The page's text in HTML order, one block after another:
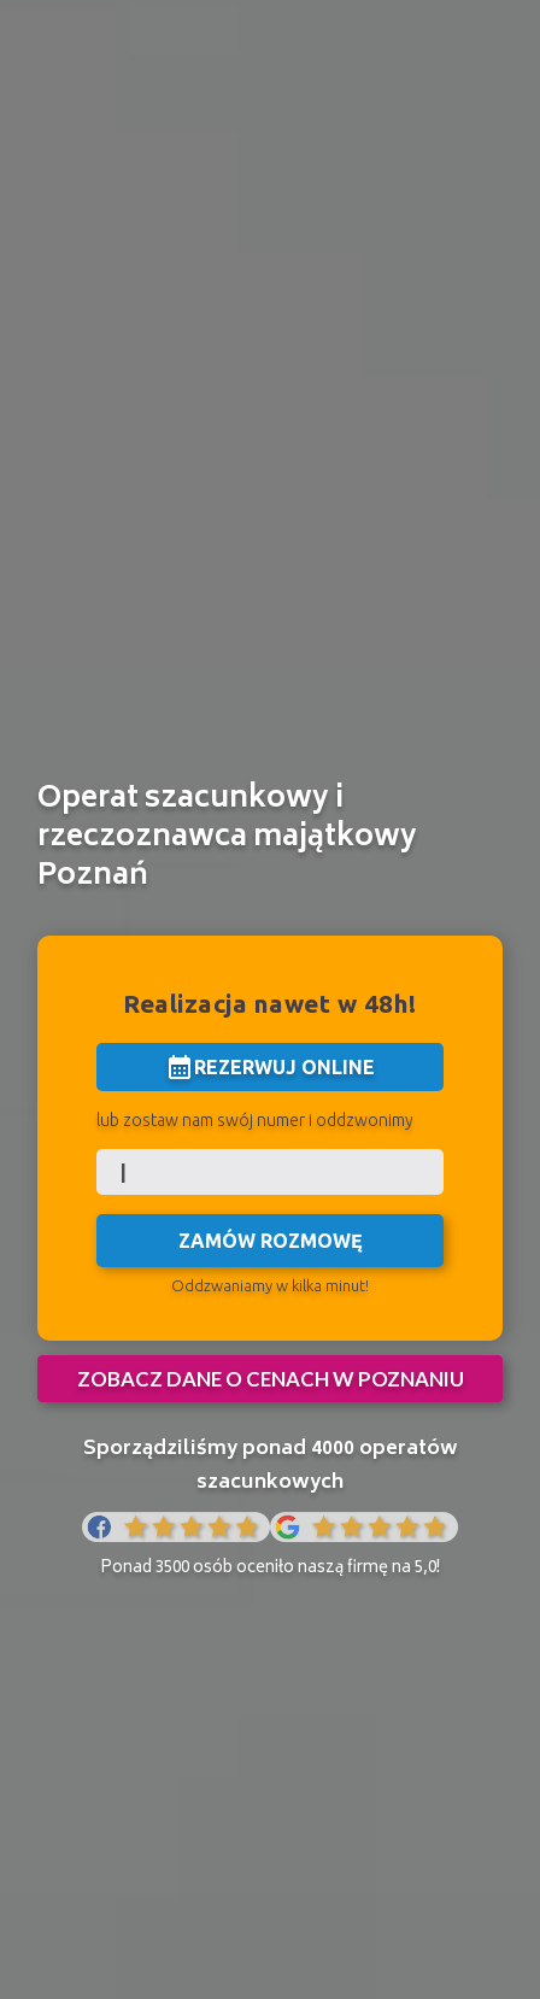
Operat szacunkowy i
rzeczoznawca majątkowy
Poznań
Realizacja nawet w 48h!
calendar_monthREZERWUJ ONLINE
lub zostaw nam swój numer i oddzwonimy
ZAMÓW ROZMOWĘ
Oddzwaniamy w kilka minut!
ZOBACZ DANE O CENACH W POZNANIU
Sporządziliśmy ponad 4000 operatów
szacunkowych
Ponad 3500 osób oceniło naszą firmę na 5,0!